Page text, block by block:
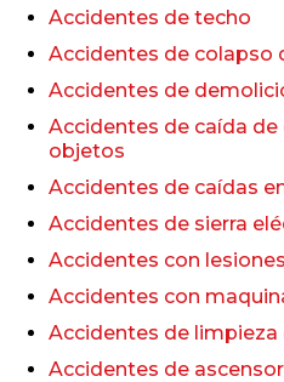
Accidentes de techo
Accidentes de colapso
Accidentes de
Accidentes de caída de
objetos
Accidentes de caídas
Accidentes de sierra
Accidentes con
Accidentes con
Accidentes de limpieza
Accidentes de